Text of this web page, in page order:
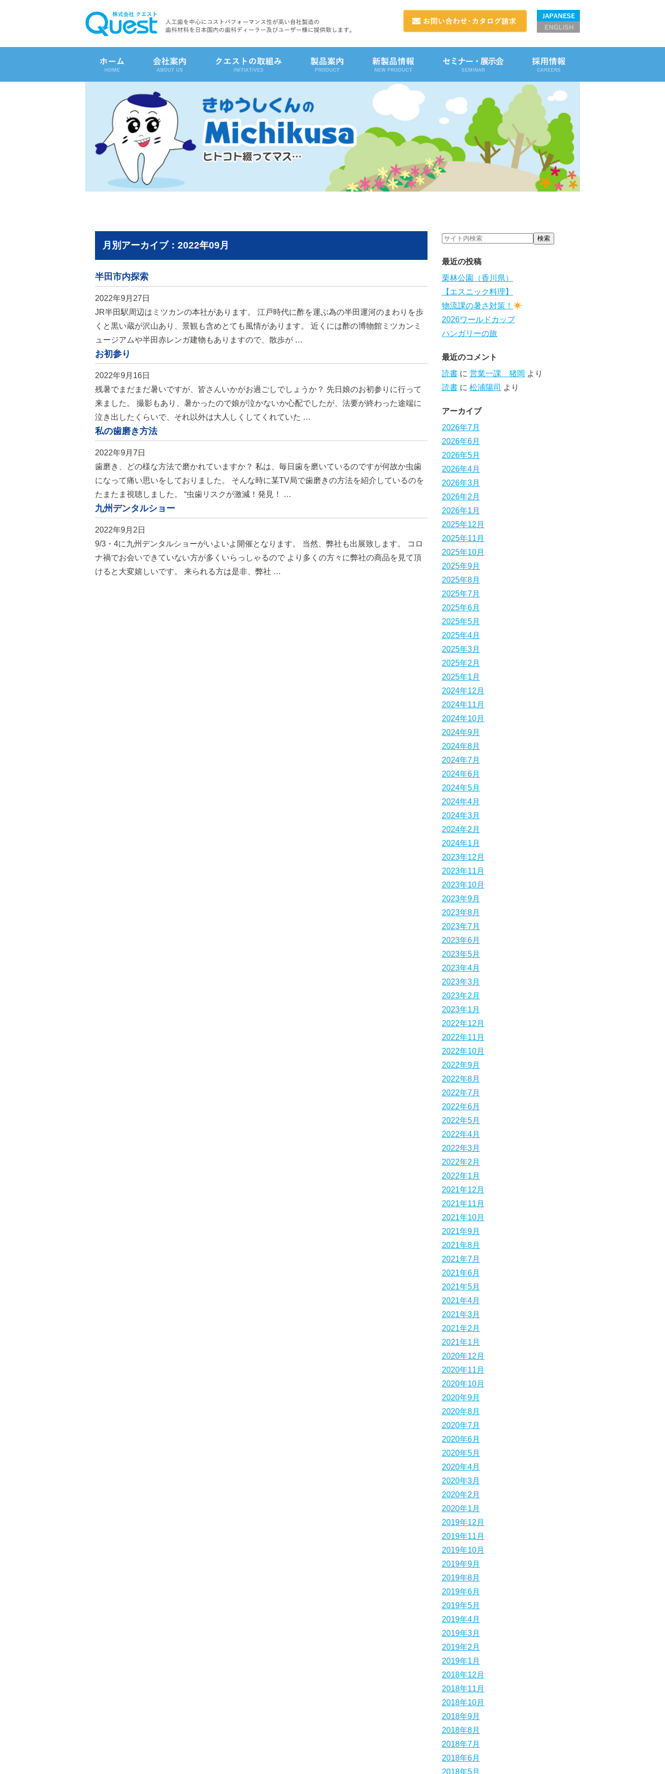
月別アーカイブ：2022年09月
半田市内探索
2022年9月27日
JR半田駅周辺はミツカンの本社があります。 江戸時代に酢を運ぶ為の半田運河のまわりを歩
くと黒い蔵が沢山あり、景観も含めとても風情があります。 近くには酢の博物館ミツカンミ
ュージアムや半田赤レンガ建物もありますので、散歩が …
お初参り
2022年9月16日
残暑でまだまだ暑いですが、皆さんいかがお過ごしでしょうか？ 先日娘のお初参りに行って
来ました。 撮影もあり、暑かったので娘が泣かないか心配でしたが、法要が終わった途端に
泣き出したくらいで、それ以外は大人しくしてくれていた …
私の歯磨き方法
2022年9月7日
歯磨き、どの様な方法で磨かれていますか？ 私は、毎日歯を磨いているのですが何故か虫歯
になって痛い思いをしておりました。 そんな時に某TV局で歯磨きの方法を紹介しているのを
たまたま視聴しました。 “虫歯リスクが激減！発見！ …
九州デンタルショー
2022年9月2日
9/3・4に九州デンタルショーがいよいよ開催となります。 当然、弊社も出展致します。 コロ
ナ禍でお会いできていない方が多くいらっしゃるので より多くの方々に弊社の商品を見て頂
けると大変嬉しいです。 来られる方は是非、弊社 …
最近の投稿
栗林公園（香川県）
【エスニック料理】
物流課の暑さ対策！
2026ワールドカップ
ハンガリーの旅
最近のコメント
読書に 営業一課 猪岡 より
読書に 松浦陽司 より
アーカイブ
2026年7月
2026年6月
2026年5月
2026年4月
2026年3月
2026年2月
2026年1月
2025年12月
2025年11月
2025年10月
2025年9月
2025年8月
2025年7月
2025年6月
2025年5月
2025年4月
2025年3月
2025年2月
2025年1月
2024年12月
2024年11月
2024年10月
2024年9月
2024年8月
2024年7月
2024年6月
2024年5月
2024年4月
2024年3月
2024年2月
2024年1月
2023年12月
2023年11月
2023年10月
2023年9月
2023年8月
2023年7月
2023年6月
2023年5月
2023年4月
2023年3月
2023年2月
2023年1月
2022年12月
2022年11月
2022年10月
2022年9月
2022年8月
2022年7月
2022年6月
2022年5月
2022年4月
2022年3月
2022年2月
2022年1月
2021年12月
2021年11月
2021年10月
2021年9月
2021年8月
2021年7月
2021年6月
2021年5月
2021年4月
2021年3月
2021年2月
2021年1月
2020年12月
2020年11月
2020年10月
2020年9月
2020年8月
2020年7月
2020年6月
2020年5月
2020年4月
2020年3月
2020年2月
2020年1月
2019年12月
2019年11月
2019年10月
2019年9月
2019年8月
2019年6月
2019年5月
2019年4月
2019年3月
2019年2月
2019年1月
2018年12月
2018年11月
2018年10月
2018年9月
2018年8月
2018年7月
2018年6月
2018年5月